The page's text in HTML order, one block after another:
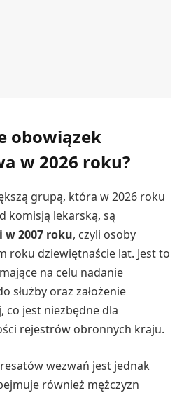
obowiązek
w 2026 roku?
grupą, która w 2026 roku
komisją lekarską, są
w 2007 roku, czyli osoby
roku dziewiętnaście lat. Jest to
na celu nadanie
służby oraz założenie
co jest niezbędne dla
rejestrów obronnych kraju.
wezwań jest jednak
również mężczyzn